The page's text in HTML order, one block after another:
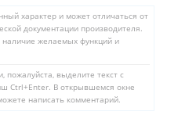
характер и может отличаться от
документации производителя.
наличие желаемых функций и
пожалуйста, выделите текст с
Ctrl+Enter. В открывшемся окне
написать комментарий.